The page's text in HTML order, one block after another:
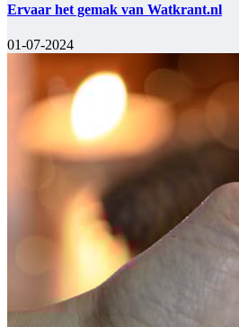
Ervaar het gemak van Watkrant.nl
01-07-2024